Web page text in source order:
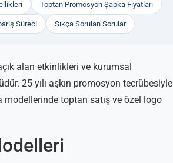
Toptan Promosyon Şapka Fiyatları
Süreci Sıkça Sorulan Sorular
alan etkinlikleri ve kurumsal
25 yılı aşkın promosyon tecrübesiyle
toptan satış ve özel logo